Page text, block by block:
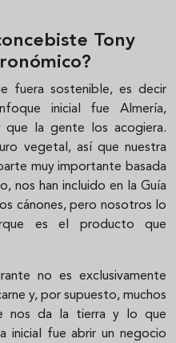
Tony
fuera sostenible, es decir
inicial fue Almería,
que la gente los acogiera.
vegetal, así que nuestra
muy importante basada
nos han incluido en la Guía
cánones, pero nosotros lo
es el producto que
no es exclusivamente
y, por supuesto, muchos
nos da la tierra y lo que
inicial fue abrir un negocio